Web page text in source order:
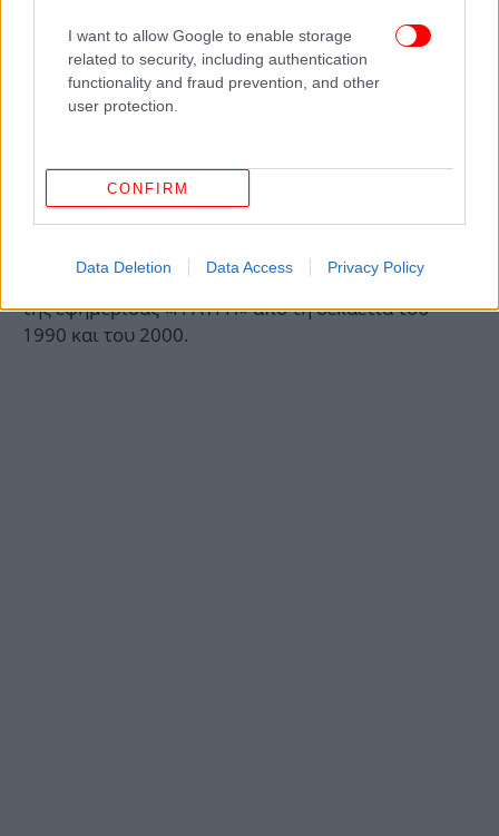
I want to allow Google to enable storage
related to security, including authentication
functionality and fraud prevention, and other
user protection.
CONFIRM
Data Deletion Data Access Privacy Policy
Ως βουλευτής του ΣΥΡΙΖΑ Προοδευτική Συμμαχία
την περίοδο 2019-2023 συνεισέφερα στο
πάνω από 100.000 ευρώ (εκατό χιλιάδες ευρώ).
Επίσης, είμαι συνδρομητής της εφημερίδας «Η
ΑΥΓΗ» από το 2002 έως σήμερα και για τους ακόμα
παλαιότερους δε, να μην λησμονηθεί ότι ο πατέρας
μου μετείχε στις αυξήσεις του μετοχικού κεφαλαίου
της εφημερίδας «Η ΑΥΓΗ» από τη δεκαετία του
1990 και του 2000.